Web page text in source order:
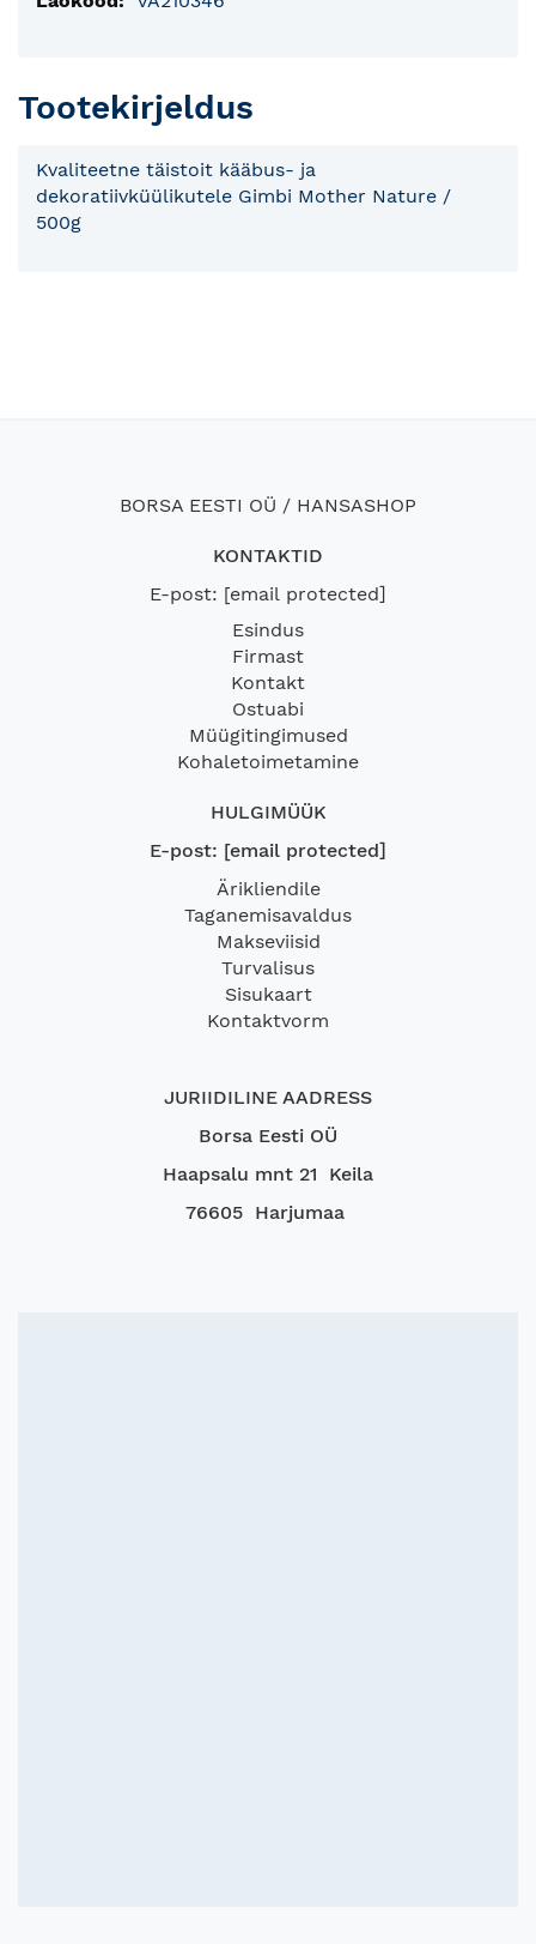
Tootekirjeldus
Kvaliteetne täistoit kääbus- ja
dekoratiivküülikutele Gimbi Mother Nature /
500g
BORSA EESTI OÜ / HANSASHOP
KONTAKTID
E-post: [email protected]
Esindus
Firmast
Kontakt
Ostuabi
Müügitingimused
Kohaletoimetamine
HULGIMÜÜK
E-post: [email protected]
Ärikliendile
Taganemisavaldus
Makseviisid
Turvalisus
Sisukaart
Kontaktvorm
JURIIDILINE AADRESS
Borsa Eesti OÜ
Haapsalu mnt 21 Keila
76605 Harjumaa